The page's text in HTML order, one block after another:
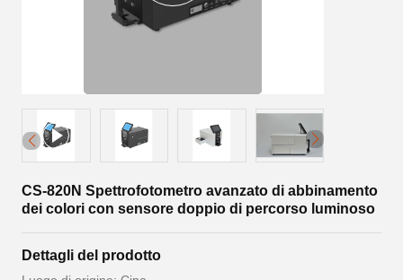
CS-820N Spettrofotometro avanzato di abbinamento
dei colori con sensore doppio di percorso luminoso
Dettagli del prodotto